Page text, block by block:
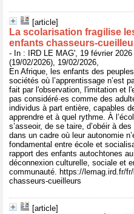
[article]
La scolarisation fragilise
enfants chasseurs-
- In : IRD LE MAG', 19 février 2026
(19/02/2026), 19/02/2026,
En Afrique, les enfants des
sociétés où l’apprentissage n’est
fait par l'observation, l'imitation et
pas considéré·es comme des
individus à part entière, capables
apprendre et à quel rythme. À
s’asseoir, de se taire, d’obéir à
dans un cadre où leur autonomie
fondamental entre école et
rapport des enfants autochtones
déconnexion culturelle, sociale et
communauté. https://lemag.ird.fr/
chasseurs-cueilleurs
[article]